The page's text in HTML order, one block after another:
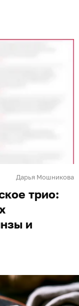
Дарья Мошникова
трио:
и